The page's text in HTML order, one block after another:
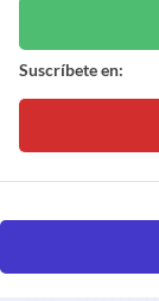
Suscríbete en: